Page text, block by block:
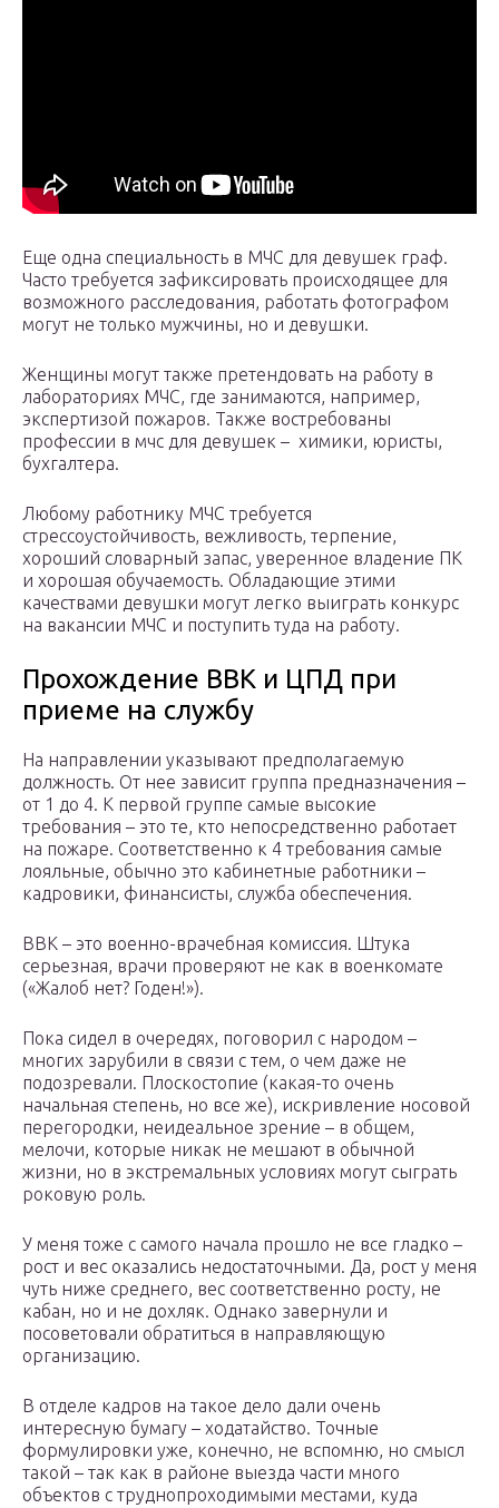
Еще одна специальность в МЧС для девушек граф.
Часто требуется зафиксировать происходящее для
возможного расследования, работать фотографом
могут не только мужчины, но и девушки.
Женщины могут также претендовать на работу в
лабораториях МЧС, где занимаются, например,
экспертизой пожаров. Также востребованы
профессии в мчс для девушек – химики, юристы,
бухгалтера.
Любому работнику МЧС требуется
стрессоустойчивость, вежливость, терпение,
хороший словарный запас, уверенное владение ПК
и хорошая обучаемость. Обладающие этими
качествами девушки могут легко выиграть конкурс
на вакансии МЧС и поступить туда на работу.
Прохождение ВВК и ЦПД при
приеме на службу
На направлении указывают предполагаемую
должность. От нее зависит группа предназначения –
от 1 до 4. К первой группе самые высокие
требования – это те, кто непосредственно работает
на пожаре. Соответственно к 4 требования самые
лояльные, обычно это кабинетные работники –
кадровики, финансисты, служба обеспечения.
ВВК – это военно-врачебная комиссия. Штука
серьезная, врачи проверяют не как в военкомате
(«Жалоб нет? Годен!»).
Пока сидел в очередях, поговорил с народом –
многих зарубили в связи с тем, о чем даже не
подозревали. Плоскостопие (какая-то очень
начальная степень, но все же), искривление носовой
перегородки, неидеальное зрение – в общем,
мелочи, которые никак не мешают в обычной
жизни, но в экстремальных условиях могут сыграть
роковую роль.
У меня тоже с самого начала прошло не все гладко –
рост и вес оказались недостаточными. Да, рост у меня
чуть ниже среднего, вес соответственно росту, не
кабан, но и не дохляк. Однако завернули и
посоветовали обратиться в направляющую
организацию.
В отделе кадров на такое дело дали очень
интересную бумагу – ходатайство. Точные
формулировки уже, конечно, не вспомню, но смысл
такой – так как в районе выезда части много
объектов с труднопроходимыми местами, куда